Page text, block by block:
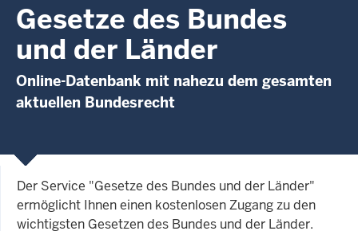
Gesetze des Bundes
und der Länder
Online-Datenbank mit nahezu dem gesamten
aktuellen Bundesrecht
Der Service "Gesetze des Bundes und der Länder"
ermöglicht Ihnen einen kostenlosen Zugang zu den
wichtigsten Gesetzen des Bundes und der Länder.